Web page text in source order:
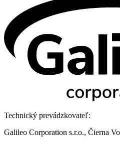
Technický prevádzkovateľ:
Galileo Corporation s.r.o., Čierna